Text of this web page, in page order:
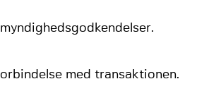
med transaktionen.